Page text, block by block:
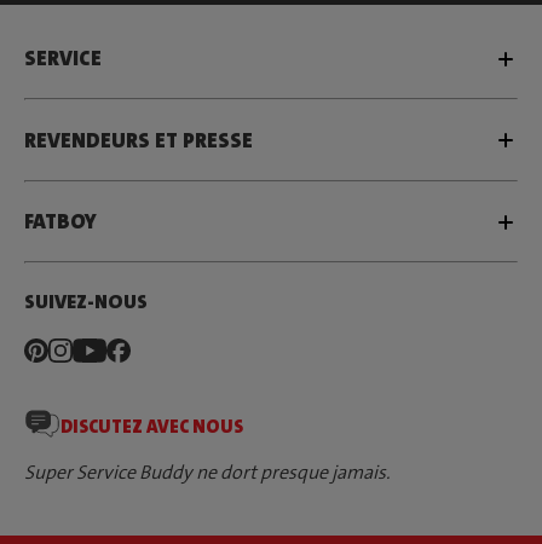
SERVICE
REVENDEURS ET PRESSE
FATBOY
SUIVEZ-NOUS
DISCUTEZ AVEC NOUS
Super Service Buddy ne dort presque jamais.